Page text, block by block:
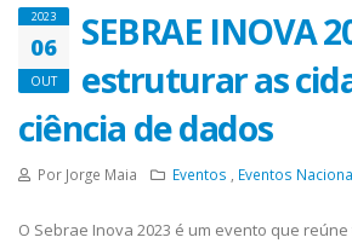
2023
06
OUT
SEBRAE INOVA
estruturar as
ciência de dados
Por Jorge Maia Eventos Eventos
O Sebrae Inova 2023 é um evento que